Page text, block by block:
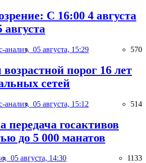
С 16:00 4 августа
августа
анализ, 05 августа, 15:29 570
порог 16 лет
сетей
анализ, 05 августа, 15:12 514
передача госактивов
до 5 000 манатов
05 августа, 14:30 1133